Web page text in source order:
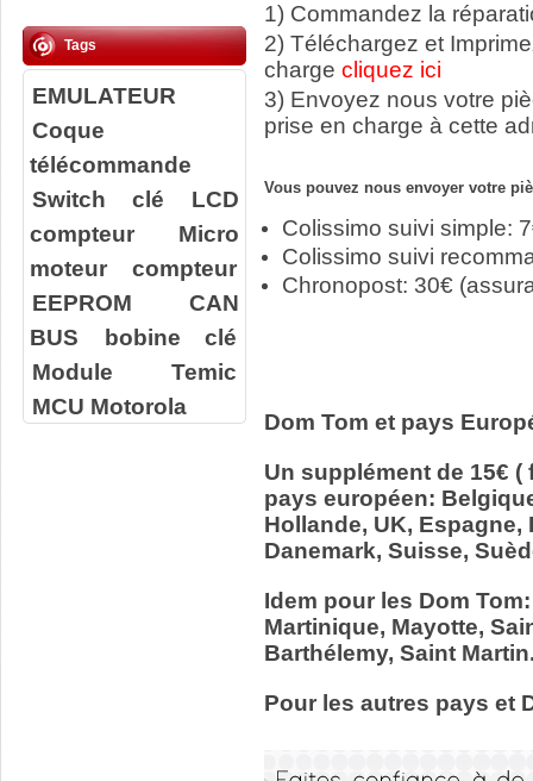
Tags
EMULATEUR
Coque
télécommande
Switch clé
LCD
compteur
Micro
moteur compteur
EEPROM
CAN
BUS
bobine clé
Module Temic
MCU Motorola
1) Commandez la
2) Téléchargez et
charge cliquez ici
3) Envoyez nous votre
prise en charge à cette
Vous pouvez nous envoyer votre
Colissimo suivi simple:
Colissimo suivi
Chronopost: 30€
Dom Tom et pays
Un supplément de 15€
pays européen:
Hollande, UK,
Danemark, Suisse,
Idem pour les Dom
Martinique, Mayotte,
Barthélemy, Saint
Pour les autres pays et